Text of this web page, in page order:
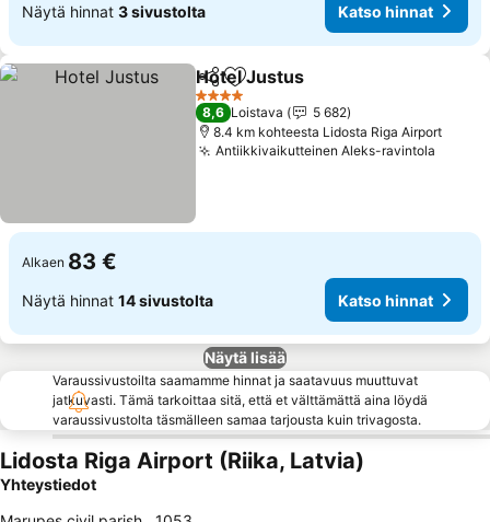
Näytä hinnat 3 sivustolta Katso hinnat
Jaa Lisää suosikkeihin
Hotel Justus
4 Tähtiluokitus
8,6 Loistava
5 682
8.4 km kohteesta Lidosta Riga Airport
Antiikkivaikutteinen Aleks-ravintola
Alkaen 83 €
Näytä hinnat 14 sivustolta Katso hinnat
Näytä lisää
Varaussivustoilta saamamme hinnat ja saatavuus muuttuvat
jatkuvasti. Tämä tarkoittaa sitä, että et välttämättä aina löydä
varaussivustolta täsmälleen samaa tarjousta kuin trivagosta.
Lidosta Riga Airport (Riika, Latvia)
Yhteystiedot